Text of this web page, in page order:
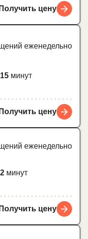
Получить цену
еженедельно
15 минут
Получить цену
еженедельно
минут
Получить цену